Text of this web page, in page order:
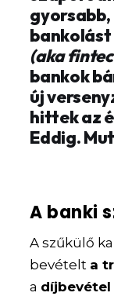
(aka
bankok
új
hittek az
Eddig.
A banki
A szűkülő
bevételt a
a díjbevétel